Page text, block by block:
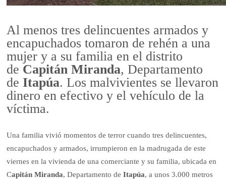
Al menos tres delincuentes armados y
encapuchados tomaron de rehén a una
mujer y a su familia en el distrito
de Capitán Miranda, Departamento
de Itapúa. Los malvivientes se llevaron
dinero en efectivo y el vehículo de la
víctima.
Una familia vivió momentos de terror cuando tres delincuentes,
encapuchados y armados, irrumpieron en la madrugada de este
viernes en la vivienda de una comerciante y su familia, ubicada en
Capitán Miranda, Departamento deItapúa, a unos 3.000 metros